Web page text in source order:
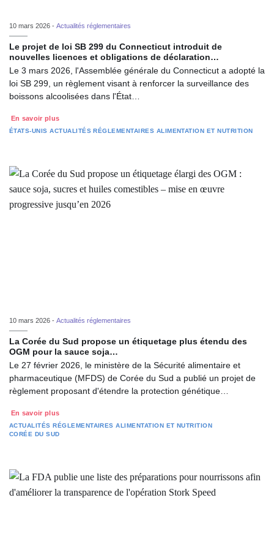
10 mars 2026 - Actualités réglementaires
Le projet de loi SB 299 du Connecticut introduit de
nouvelles licences et obligations de déclaration…
Le 3 mars 2026, l'Assemblée générale du Connecticut a adopté la
loi SB 299, un règlement visant à renforcer la surveillance des
boissons alcoolisées dans l'État…
En savoir plus
ÉTATS-UNIS ACTUALITÉS RÉGLEMENTAIRES ALIMENTATION ET NUTRITION
10 mars 2026 - Actualités réglementaires
La Corée du Sud propose un étiquetage plus étendu des
OGM pour la sauce soja…
Le 27 février 2026, le ministère de la Sécurité alimentaire et
pharmaceutique (MFDS) de Corée du Sud a publié un projet de
règlement proposant d'étendre la protection génétique…
En savoir plus
ACTUALITÉS RÉGLEMENTAIRES ALIMENTATION ET NUTRITION
CORÉE DU SUD